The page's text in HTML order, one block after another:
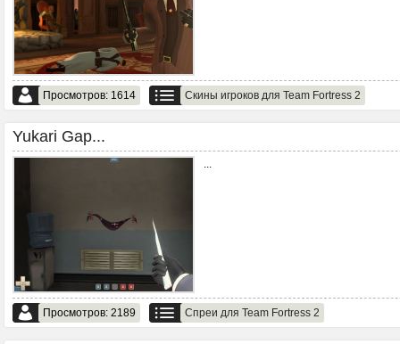
Просмотров: 1614 Скины игроков для Team Fortress 2
Yukari Gap...
...
Просмотров: 2189 Спреи для Team Fortress 2